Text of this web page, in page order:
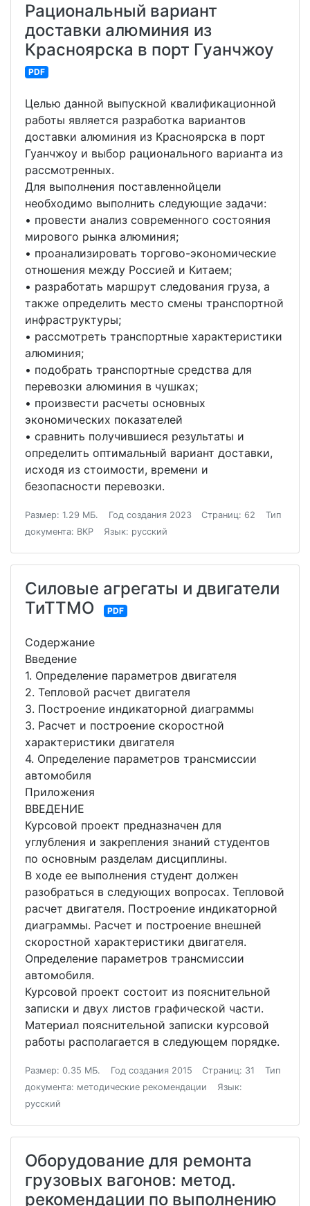
Рациональный вариант
доставки алюминия из
Красноярска в порт Гуанчжоу
PDF
Целью данной выпускной квалификационной
работы является разработка вариантов
доставки алюминия из Красноярска в порт
Гуанчжоу и выбор рационального варианта из
рассмотренных.
Для выполнения поставленнойцели
необходимо выполнить следующие задачи:
• провести анализ современного состояния
мирового рынка алюминия;
• проанализировать торгово-экономические
отношения между Россией и Китаем;
• разработать маршрут следования груза, а
также определить место смены транспортной
инфраструктуры;
• рассмотреть транспортные характеристики
алюминия;
• подобрать транспортные средства для
перевозки алюминия в чушках;
• произвести расчеты основных
экономических показателей
• сравнить получившиеся результаты и
определить оптимальный вариант доставки,
исходя из стоимости, времени и
безопасности перевозки.
Размер: 1.29 МБ. Год создания 2023 Страниц: 62
Тип
документа: ВКР
Язык: русский
Силовые агрегаты и двигатели
ТиТТМО
PDF
Содержание
Введение
1. Определение параметров двигателя
2. Тепловой расчет двигателя
3. Построение индикаторной диаграммы
3. Расчет и построение скоростной
характеристики двигателя
4. Определение параметров трансмиссии
автомобиля
Приложения
ВВЕДЕНИЕ
Курсовой проект предназначен для
углубления и закрепления знаний студентов
по основным разделам дисциплины.
В ходе ее выполнения студент должен
разобраться в следующих вопросах. Тепловой
расчет двигателя. Построение индикаторной
диаграммы. Расчет и построение внешней
скоростной характеристики двигателя.
Определение параметров трансмиссии
автомобиля.
Курсовой проект состоит из пояснительной
записки и двух листов графической части.
Материал пояснительной записки курсовой
работы располагается в следующем порядке.
Размер: 0.35 МБ. Год создания 2015 Страниц: 31
Тип
документа: методические рекомендации
Язык:
русский
Оборудование для ремонта
грузовых вагонов: метод.
рекомендации по выполнению